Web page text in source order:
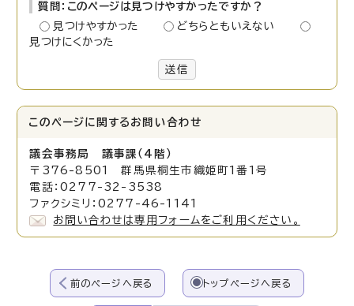
質問：このページは見つけやすかったですか？
見つけやすかった
どちらともいえない
見つけにくかった
送信
このページに関する お問い合わせ
議会事務局 議事課（4階）
〒376-8501 群馬県桐生市織姫町1番1号
電話：0277-32-3538
ファクシミリ：0277-46-1141
お問い合わせは専用フォームをご利用ください。
前のページへ戻る トップページへ戻る